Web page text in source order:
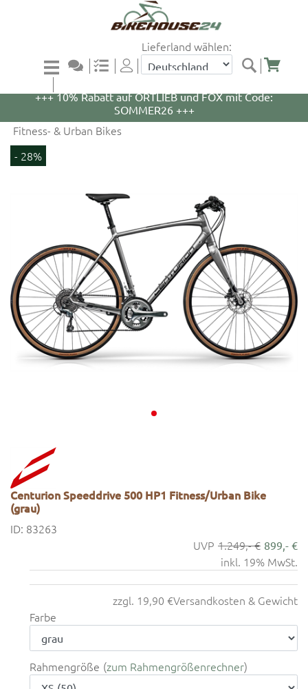
Lieferland wählen:
+++ 5% Rabatt auf WOOM Bikes und Zubehör mit
+++ 10% Rabatt auf ORTLIEB und FOX mit Code:
SOMMER26 +++
Fitness- & Urban Bikes
- 28%
Centurion Speeddrive 500 HP1 Fitness/Urban Bike
(grau)
ID: 83263
1.249,- € 899,- €
inkl. 19% MwSt.
zzgl. 19,90 €Versandkosten & Gewicht
Farbe
Rahmengröße zum Rahmengrößenrechner